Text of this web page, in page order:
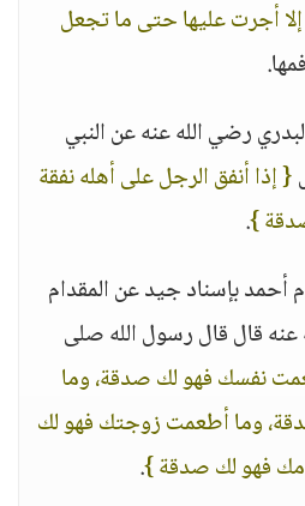
إلا أجرت عليها حتى ما تجعل
رضي الله عنه عن النبي
{ إذا أنفق الرجل على أهله نفقة
}
.
أحمد بإسناد جيد عن المقدام
قال قال رسول الله صلى
نفسك فهو لك صدقة، وما
وما أطعمت زوجتك فهو لك
فهو لك صدقة }.